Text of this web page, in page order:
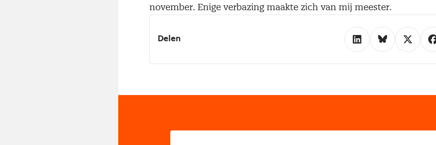
november. Enige verbazing maakte zich van mij meester.
Delen